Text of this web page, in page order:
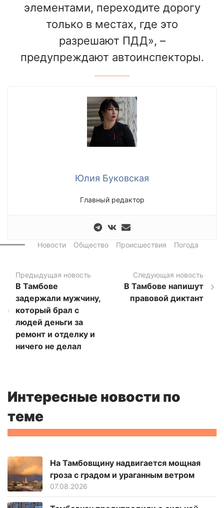
элементами, переходите дорогу
только в местах, где это
разрешают ПДД», –
предупреждают автоинспекторы.
Юлия Буковская
Главный редактор
Новости Общество Происшествия Погода
Предыдущая новость
В Тамбове
задержали мужчину,
который брал с
людей деньги за
ремонт и отделку и
ничего не делал
Следующая новость
В Тамбове напишут
правовой диктант
Интересные новости по
теме
На Тамбовщину надвигается мощная
гроза с градом и ураганным ветром
07.08.2026